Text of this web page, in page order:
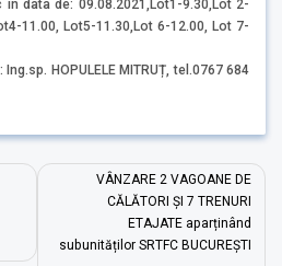
data de: 09.08.2021,Lot1-9.30,Lot 2-
11.00, Lot5-11.30,Lot 6-12.00, Lot 7-
HOPULELE MITRUȚ, tel.0767 684
VÂNZARE 2 VAGOANE DE
CĂLĂTORI ȘI 7 TRENURI
ETAJATE aparținând
subunităților SRTFC BUCUREȘTI